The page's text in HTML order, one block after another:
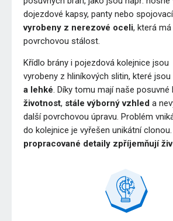
dojezdové kapsy, panty nebo
vyrobeny z nerezové oceli, která
povrchovou stálost.
Křídlo brány i pojezdová kolejnice jsou
vyrobeny z hliníkových slitin, které jsou
a lehké. Díky tomu mají naše posuvné
životnost, stále výborný vzhled a
další povrchovou úpravu. Problém
do kolejnice je vyřešen unikátní clonou.
propracované detaily zpříjemňují